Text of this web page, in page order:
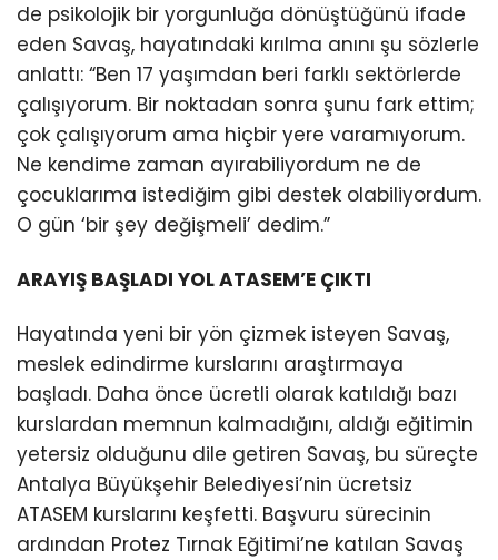
de psikolojik bir yorgunluğa dönüştüğünü ifade
eden Savaş, hayatındaki kırılma anını şu sözlerle
anlattı: “Ben 17 yaşımdan beri farklı sektörlerde
çalışıyorum. Bir noktadan sonra şunu fark ettim;
çok çalışıyorum ama hiçbir yere varamıyorum.
Ne kendime zaman ayırabiliyordum ne de
çocuklarıma istediğim gibi destek olabiliyordum.
O gün ‘bir şey değişmeli’ dedim.”
ARAYIŞ BAŞLADI YOL ATASEM’E ÇIKTI
Hayatında yeni bir yön çizmek isteyen Savaş,
meslek edindirme kurslarını araştırmaya
başladı. Daha önce ücretli olarak katıldığı bazı
kurslardan memnun kalmadığını, aldığı eğitimin
yetersiz olduğunu dile getiren Savaş, bu süreçte
Antalya Büyükşehir Belediyesi’nin ücretsiz
ATASEM kurslarını keşfetti. Başvuru sürecinin
ardından Protez Tırnak Eğitimi’ne katılan Savaş